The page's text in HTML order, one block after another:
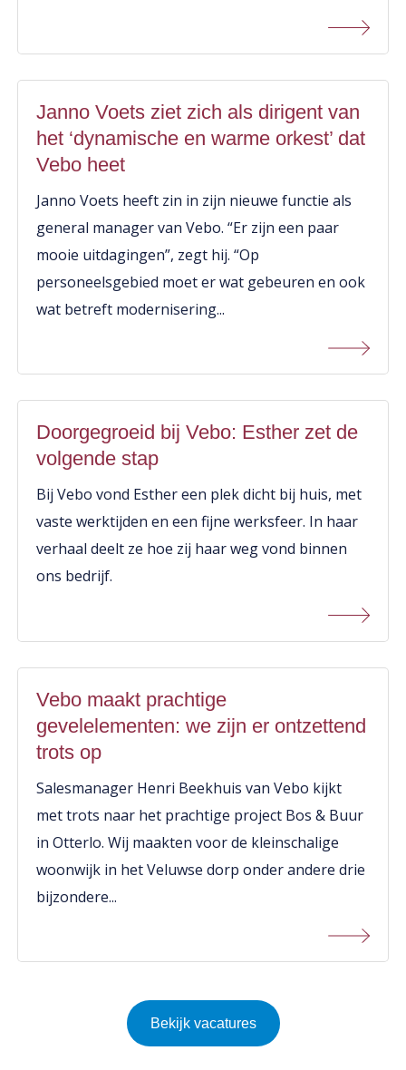
Janno Voets ziet zich als dirigent van
het ‘dynamische en warme orkest’ dat
Vebo heet
Janno Voets heeft zin in zijn nieuwe functie als
general manager van Vebo. “Er zijn een paar
mooie uitdagingen”, zegt hij. “Op
personeelsgebied moet er wat gebeuren en ook
wat betreft modernisering...
Doorgegroeid bij Vebo: Esther zet de
volgende stap
Bij Vebo vond Esther een plek dicht bij huis, met
vaste werktijden en een fijne werksfeer. In haar
verhaal deelt ze hoe zij haar weg vond binnen
ons bedrijf.
Vebo maakt prachtige
gevelelementen: we zijn er ontzettend
trots op
Salesmanager Henri Beekhuis van Vebo kijkt
met trots naar het prachtige project Bos & Buur
in Otterlo. Wij maakten voor de kleinschalige
woonwijk in het Veluwse dorp onder andere drie
bijzondere...
Bekijk vacatures